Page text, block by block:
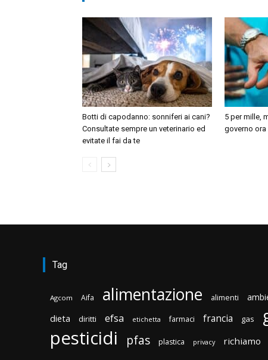
Botti di capodanno: sonniferi ai cani?
Consultate sempre un veterinario ed
evitate il fai da te
5 per mille,
governo ora
Tag
Agcom Aifa alimentazione alimenti
dieta diritti efsa etichetta farmaci francia gas
pesticidi pfas plastica privacy richiamo